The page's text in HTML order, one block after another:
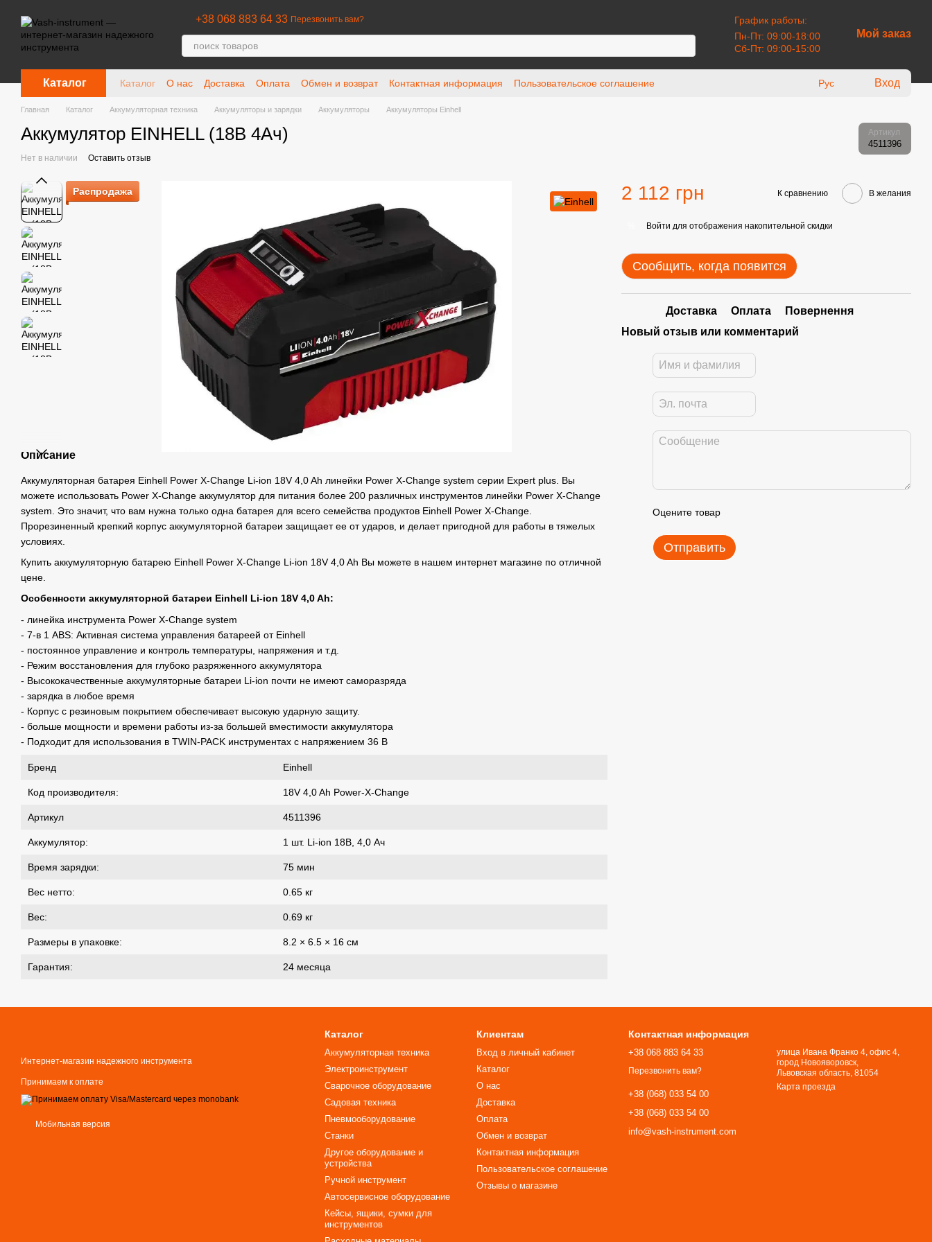
+38 068 883 64 33 Перезвонить вам?
График работы:
Пн-Пт: 09:00-18:00
Сб-Пт: 09:00-15:00
Мой заказ
Каталог Каталог О нас Доставка Оплата Обмен и возврат Контактная информация
Пользовательское соглашение
Рус Вход
Главная Каталог Аккумуляторная техника Аккумуляторы и зарядки Аккумуляторы Аккумуляторы Einhell
Аккумулятор EINHELL (18В 4Ач) Артикул
4511396
Нет в наличии Оставить отзыв
Распродажа
Описание
Аккумуляторная батарея Einhell Power X-Change Li-ion 18V 4,0 Ah линейки Power X-Change system серии Expert plus. Вы
можете использовать Power X-Change аккумулятор для питания более 200 различных инструментов линейки Power X-Change
system. Это значит, что вам нужна только одна батарея для всего семейства продуктов Einhell Power X-Change.
Прорезиненный крепкий корпус аккумуляторной батареи защищает ее от ударов, и делает пригодной для работы в тяжелых
условиях.
Купить аккумуляторную батарею Einhell Power X-Change Li-ion 18V 4,0 Ah Вы можете в нашем интернет магазине по отличной
цене.
Особенности аккумуляторной батареи Einhell Li-ion 18V 4,0 Ah:
- линейка инструмента Power X-Change system
- 7-в 1 ABS: Активная система управления батареей от Einhell
- постоянное управление и контроль температуры, напряжения и т.д.
- Режим восстановления для глубоко разряженного аккумулятора
- Высококачественные аккумуляторные батареи Li-ion почти не имеют саморазряда
- зарядка в любое время
- Корпус с резиновым покрытием обеспечивает высокую ударную защиту.
- больше мощности и времени работы из-за большей вместимости аккумулятора
- Подходит для использования в TWIN-PACK инструментах с напряжением 36 В
Бренд Einhell
Код производителя: 18V 4,0 Ah Power-X-Change
Артикул 4511396
Аккумулятор: 1 шт. Li-ion 18В, 4,0 Ач
Время зарядки: 75 мин
Вес нетто: 0.65 кг
Вес: 0.69 кг
Размеры в упаковке: 8.2 × 6.5 × 16 см
Гарантия: 24 месяца
2 112 грн К сравнению В желания
Войти для отображения накопительной скидки
Сообщить, когда появится
Доставка Оплата
Повернення
Новый отзыв или комментарий
Оцените товар
Отправить
Интернет-магазин надежного инструмента
Принимаем к оплате
Мобильная версия
Каталог
Аккумуляторная техника
Электроинструмент
Сварочное оборудование
Садовая техника
Пневмооборудование
Станки
Другое оборудование и
устройства
Ручной инструмент
Автосервисное оборудование
Кейсы, ящики, сумки для
инструментов
Клиентам
Вход в личный кабинет
Каталог
О нас
Доставка
Оплата
Обмен и возврат
Контактная информация
Пользовательское соглашение
Отзывы о магазине
Контактная информация
+38 068 883 64 33
Перезвонить вам?
+38 (068) 033 54 00
+38 (068) 033 54 00
info@vash-instrument.com
улица Ивана Франко 4, офис 4,
город Новояворовск,
Львовская область, 81054​​​​​​​
Карта проезда